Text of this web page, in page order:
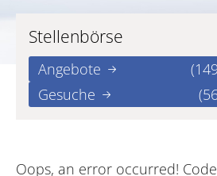
Stellenbörse
Angebote
Gesuche
Oops, an error occurred!